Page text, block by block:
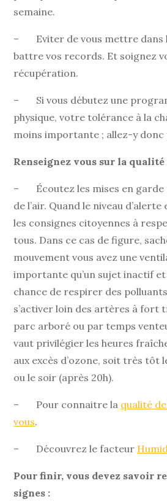
semaine.
– Eviter de vous mettre dans
battre vos records. Et soignez
récupération.
– Si vous débutez une
physique, votre tolérance à la
moins importante ; allez-y
Renseignez vous sur la qualité
– Écoutez les mises en garde
de l’air. Quand le niveau
les consignes citoyennes à
tous. Dans ce cas de figure,
mouvement vous avez une
importante qu’un sujet inactif
chance de respirer des
s’activer loin des artères à fort
parc arboré ou par temps
vaut privilégier les heures
aux excès d’ozone, soit très tôt
ou le soir (après 20h).
– Pour connaitre la qualité
vous.
– Découvrez le facteur
Pour finir, vous devez savoir
signes :